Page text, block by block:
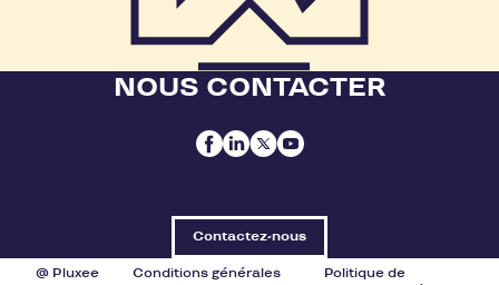
NOUS CONTACTER
Contactez-nous
@ Pluxee
Conditions générales
Politique de